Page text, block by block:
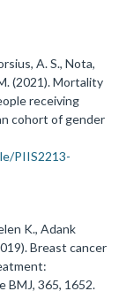
A. S., Nota,
(2021). Mortality
receiving
cohort of gender
PIIS2213-
K., Adank
Breast cancer
365, 1652.